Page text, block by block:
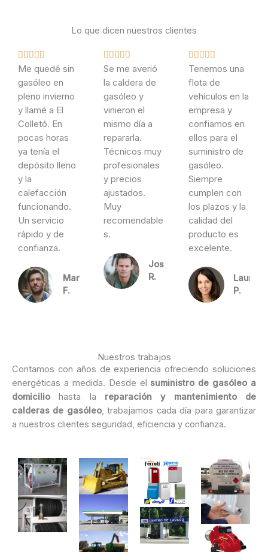
Lo que dicen nuestros clientes
    
a
l
o
r
a
d
o
c
n
5
d
e
5
Me quedé sin
gasóleo en
pleno invierno
y llamé a El
Colletó. En
pocas horas
ya tenía el
depósito lleno
y la
calefacción
funcionando.
Un servicio
rápido y de
confianza.
Marcos
F.
    V
a
l
o
r
a
d
o
c
o
n
d
Se me averió
la caldera de
gasóleo y
vinieron el
mismo día a
repararla.
Técnicos muy
profesionales
y precios
ajustados.
Muy
recomendable
s.
José
R.
    
a
l
o
r
a
d
o
c
o
n
5
d
e
5
Tenemos una
flota de
vehículos en la
empresa y
confiamos en
ellos para el
suministro de
gasóleo.
Siempre
cumplen con
los plazos y la
calidad del
producto es
excelente.
Laura
P.
Nuestros trabajos
Contamos con años de experiencia ofreciendo soluciones
energéticas a medida. Desde el suministro de gasóleo a
domicilio hasta la reparación y mantenimiento de
calderas de gasóleo, trabajamos cada día para garantizar
a nuestros clientes seguridad, eficiencia y confianza.